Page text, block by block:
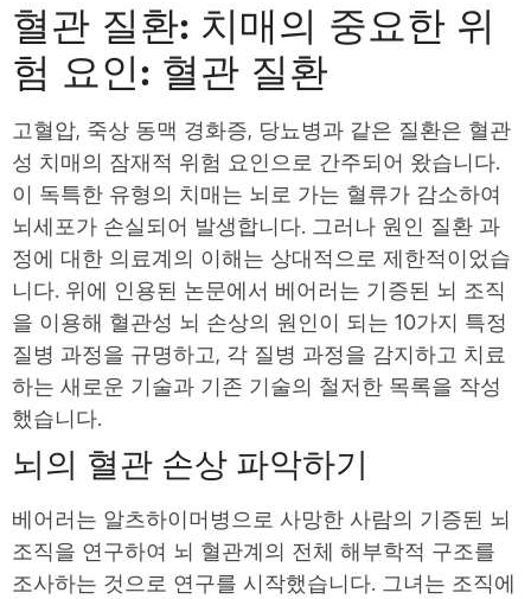
혈관 질환: 치매의 중요한 위
험 요인: 혈관 질환
고혈압, 죽상 동맥 경화증, 당뇨병과 같은 질환은 혈관
성 치매의 잠재적 위험 요인으로 간주되어 왔습니다.
이 독특한 유형의 치매는 뇌로 가는 혈류가 감소하여
뇌세포가 손실되어 발생합니다. 그러나 원인 질환 과
정에 대한 의료계의 이해는 상대적으로 제한적이었습
니다. 위에 인용된 논문에서 베어러는 기증된 뇌 조직
을 이용해 혈관성 뇌 손상의 원인이 되는 10가지 특정
질병 과정을 규명하고, 각 질병 과정을 감지하고 치료
하는 새로운 기술과 기존 기술의 철저한 목록을 작성
했습니다.
뇌의 혈관 손상 파악하기
베어러는 알츠하이머병으로 사망한 사람의 기증된 뇌
조직을 연구하여 뇌 혈관계의 전체 해부학적 구조를
조사하는 것으로 연구를 시작했습니다. 그녀는 조직에